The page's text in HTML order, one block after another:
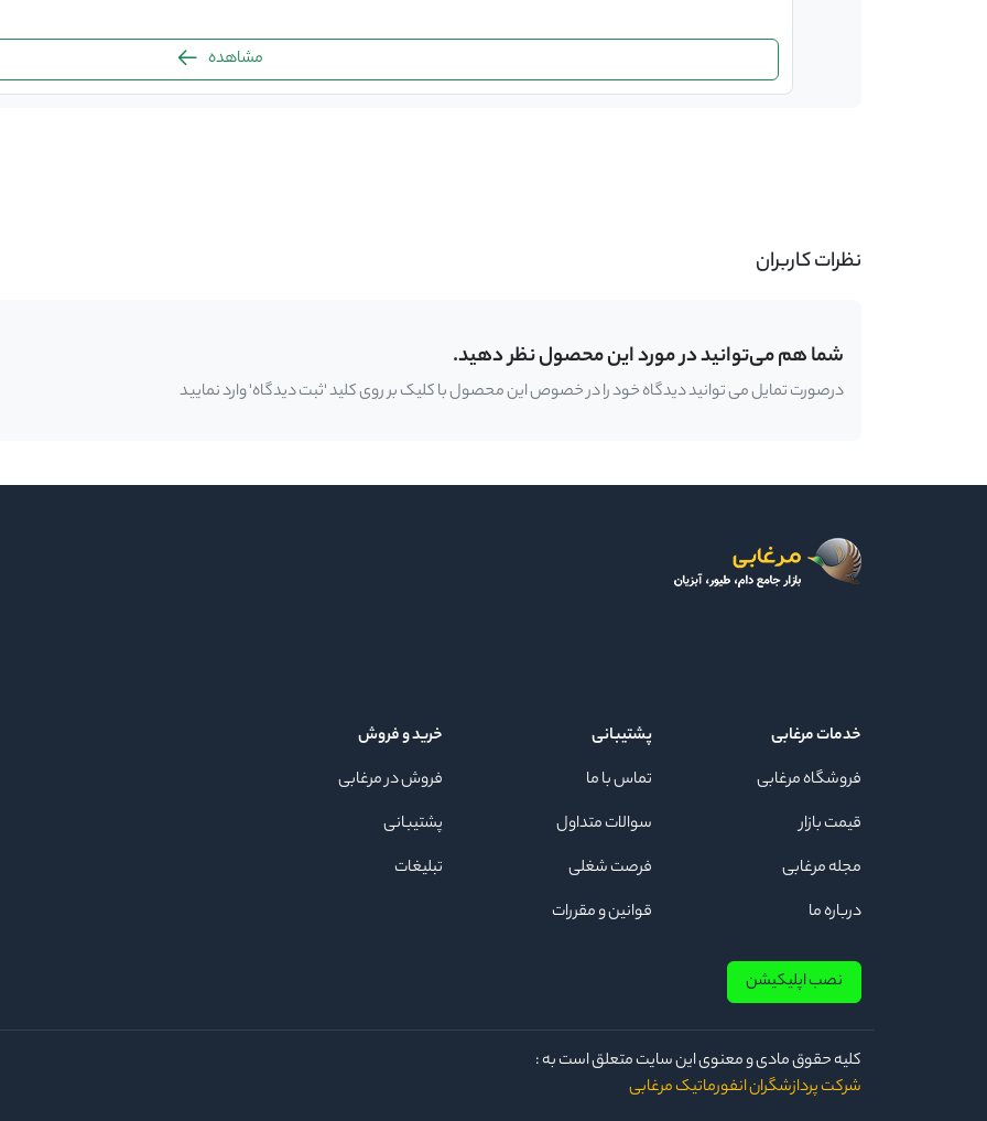
مشاهده
نظرات کاربران
شما هم می‌توانید در مورد این محصول نظر دهید.
درصورت تمایل می توانید دیدگاه خود را در خصوص این محصول با کلیک بر روی کلید 'ثبت دیدگاه' وارد نمایید
خدمات مرغابی
فروشگاه مرغابی
قیمت بازار
مجله مرغابی
درباره ما
پشتیبانی
تماس با ما
سوالات متداول
فرصت شغلی
قوانین و مقررات
خرید و فروش
فروش در مرغابی
پشتیبانی
تبلیغات
نصب اپلیکیشن
كلیه حقوق مادی و معنوی این سایت متعلق است به :
شرکت پردازشگران انفورماتیک مرغابی